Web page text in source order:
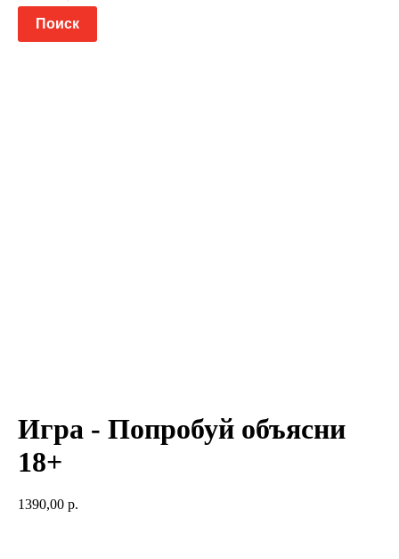
Поиск
Игра - Попробуй объясни
18+
1390,00 р.